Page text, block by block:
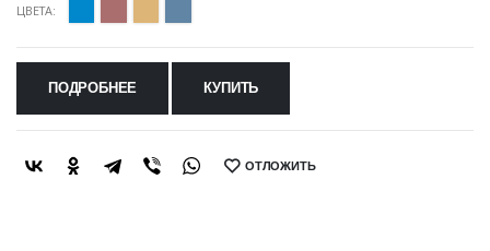
ЦВЕТА:
ПОДРОБНЕЕ КУПИТЬ
SHARE: ОТЛОЖИТЬ